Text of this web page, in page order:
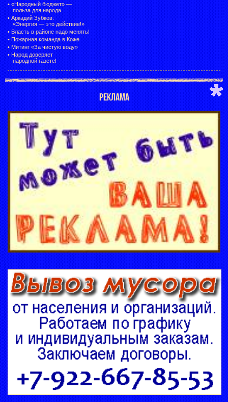
• «Народный бюджет» —
польза для народа
• Аркадий Зубков:
«Энергия — это действие!»
• Власть в районе надо менять!
• Пожарная команда в Коже
• Митинг «За чистую воду»
• Народ доверяет
народной газете!
РЕКЛАМА